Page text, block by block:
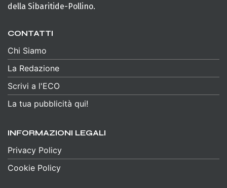
della Sibaritide-Pollino.
CONTATTI
Chi Siamo
La Redazione
Scrivi a l'ECO
La tua pubblicità qui!
INFORMAZIONI LEGALI
Privacy Policy
Cookie Policy